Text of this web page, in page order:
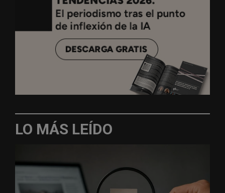
LO MÁS LEÍDO